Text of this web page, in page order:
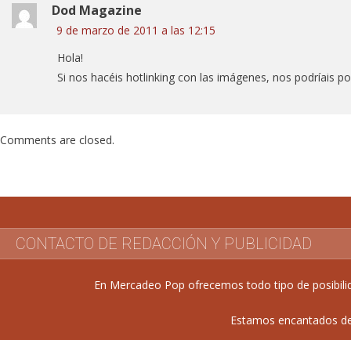
Dod Magazine
9 de marzo de 2011 a las 12:15
Hola!
Si nos hacéis hotlinking con las imágenes, nos podríais
Comments are closed.
CONTACTO DE REDACCIÓN Y PUBLICIDAD
En Mercadeo Pop ofrecemos todo tipo de
Estamos encantados